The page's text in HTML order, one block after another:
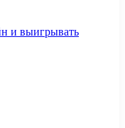
и выигрывать